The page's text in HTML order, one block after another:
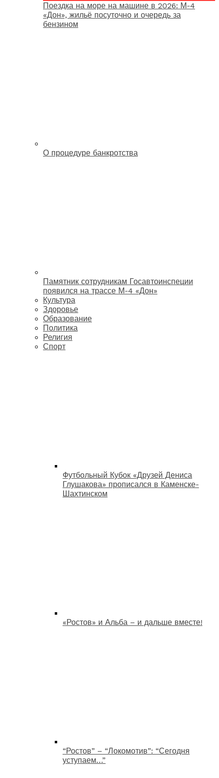
Поездка на море на машине в 2026: М-4
«Дон», жильё посуточно и очередь за
бензином
О процедуре банкротства
Памятник сотрудникам Госавтоинспеции
появился на трассе М-4 «Дон»
Культура
Здоровье
Образование
Политика
Религия
Спорт
Футбольный Кубок «Друзей Дениса
Глушакова» прописался в Каменске-
Шахтинском
«Ростов» и Альба – и дальше вместе!
“Ростов” – “Локомотив”: “Сегодня
уступаем…”